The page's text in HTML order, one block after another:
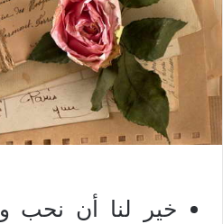
خير لنا أن نحب